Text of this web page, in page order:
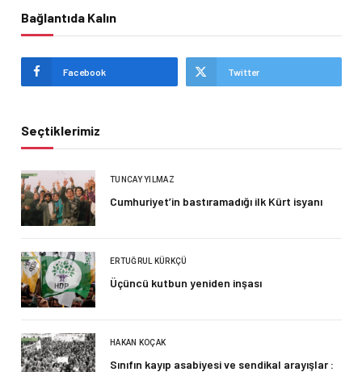
Bağlantıda Kalın
Facebook Twitter
Seçtiklerimiz
TUNCAY YILMAZ
Cumhuriyet’in bastıramadığı ilk Kürt isyanı
ERTUĞRUL KÜRKÇÜ
Üçüncü kutbun yeniden inşası
HAKAN KOÇAK
Sınıfın kayıp asabiyesi ve sendikal arayışlar :